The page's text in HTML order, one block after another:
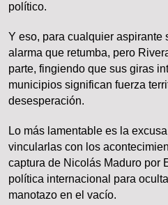
político.
Y eso, para cualquier aspirante
alarma que retumba, pero
parte, fingiendo que sus giras
municipios significan fuerza
desesperación.
Lo más lamentable es la
vincularlas con los
captura de Nicolás Maduro por
política internacional para
manotazo en el vacío.